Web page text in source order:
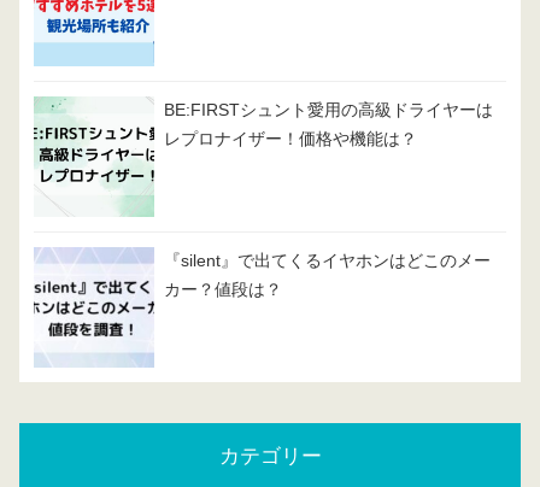
BE:FIRSTシュント愛用の高級ドライヤーは
レプロナイザー！価格や機能は？
『silent』で出てくるイヤホンはどこのメー
カー？値段は？
カテゴリー